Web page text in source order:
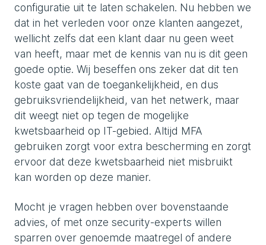
configuratie uit te laten schakelen. Nu hebben we
dat in het verleden voor onze klanten aangezet,
wellicht zelfs dat een klant daar nu geen weet
van heeft, maar met de kennis van nu is dit geen
goede optie. Wij beseffen ons zeker dat dit ten
koste gaat van de toegankelijkheid, en dus
gebruiksvriendelijkheid, van het netwerk, maar
dit weegt niet op tegen de mogelijke
kwetsbaarheid op IT-gebied. Altijd MFA
gebruiken zorgt voor extra bescherming en zorgt
ervoor dat deze kwetsbaarheid niet misbruikt
kan worden op deze manier.
Mocht je vragen hebben over bovenstaande
advies, of met onze security-experts willen
sparren over genoemde maatregel of andere